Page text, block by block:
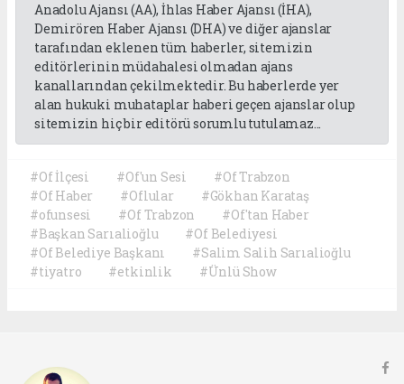
Anadolu Ajansı (AA), İhlas Haber Ajansı (İHA),
Demirören Haber Ajansı (DHA) ve diğer ajanslar
tarafından eklenen tüm haberler, sitemizin
editörlerinin müdahalesi olmadan ajans
kanallarından çekilmektedir. Bu haberlerde yer
alan hukuki muhataplar haberi geçen ajanslar olup
sitemizin hiç bir editörü sorumlu tutulamaz...
#Of İlçesi #Of'un Sesi
#Of Trabzon
#Of Haber
#Oflular
#Gökhan Karataş
#ofunsesi
#Of Trabzon
#Of'tan Haber
#Başkan Sarıalioğlu
#Of Belediyesi
#Of Belediye Başkanı
#Salim Salih Sarıalioğlu
#tiyatro
#etkinlik #Ünlü Show